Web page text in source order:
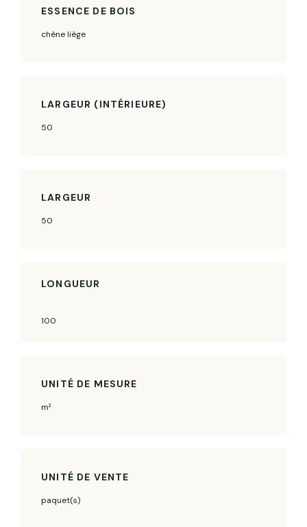
ESSENCE DE BOIS
chène liège
LARGEUR (INTÉRIEURE)
50
LARGEUR
50
LONGUEUR
100
UNITÉ DE MESURE
m²
UNITÉ DE VENTE
paquet(s)